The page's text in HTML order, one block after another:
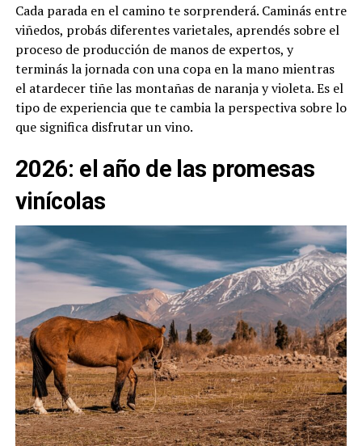
Cada parada en el camino te sorprenderá. Caminás entre
viñedos, probás diferentes varietales, aprendés sobre el
proceso de producción de manos de expertos, y
terminás la jornada con una copa en la mano mientras
el atardecer tiñe las montañas de naranja y violeta. Es el
tipo de experiencia que te cambia la perspectiva sobre lo
que significa disfrutar un vino.
2026: el año de las promesas
vinícolas